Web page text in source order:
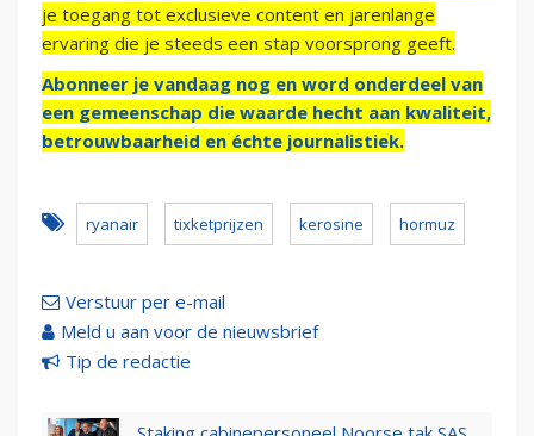
je toegang tot exclusieve content en jarenlange
ervaring die je steeds een stap voorsprong geeft.
Abonneer je vandaag nog en word onderdeel van
een gemeenschap die waarde hecht aan kwaliteit,
betrouwbaarheid en échte journalistiek.
ryanair tixketprijzen kerosine hormuz
Verstuur per e-mail
Meld u aan voor de nieuwsbrief
Tip de redactie